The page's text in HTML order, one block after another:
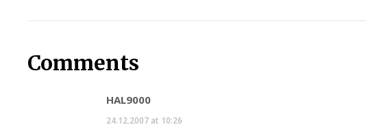
Comments
HAL9000
24.12.2007 at 10:26